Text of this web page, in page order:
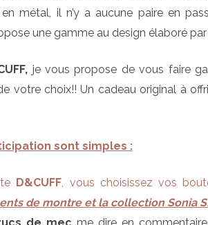
métal, il n’y a aucune paire en
une gamme au design élaboré
je vous propose de vous faire
votre choix!! Un cadeau original à
sont simples :
D&CUFF, vous choisissez vos
de montre et la collection Sonia